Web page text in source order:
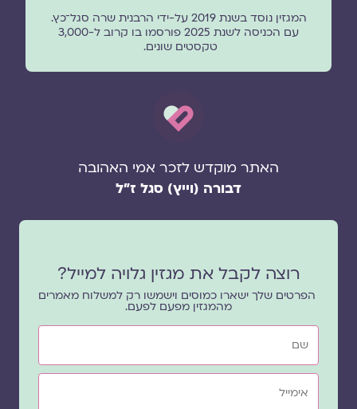
המגזין נוסד בשנת 2019 על-ידי הרבנית שרה סגל־כץ.
עם הכניסה לשנת 2025 פורסמו בו קרוב ל-3,000
טקסטים שונים.
האתר מוקדש לזכר אמי האהובה
דבורה (וייץ) סגל ז"ל
רוצה לקבל את מגזין גלויה למייל?
הפרטים שלך ישארו כמוסים וישמשו רק למשלוח מאמרים
מהמגזין מפעם לפעם.
שם
אימייל